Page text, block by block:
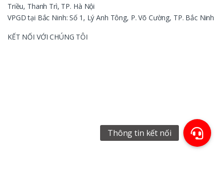
Triều, Thanh Trì, TP. Hà Nội
VPGD tại Bắc Ninh: Số 1, Lý Anh Tông, P. Võ Cường, TP. Bắc Ninh
KẾT NỐI VỚI CHÚNG TÔI